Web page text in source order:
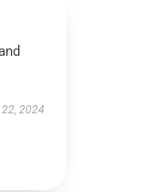
22, 2024